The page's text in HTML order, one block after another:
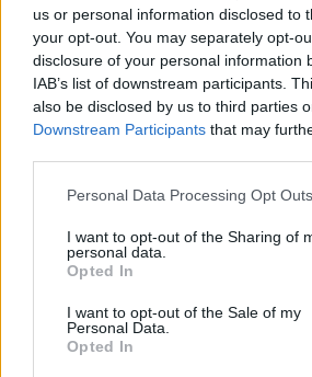
us or personal information disclosed to
your opt-out. You may separately opt-
disclosure of your personal information
IAB’s list of downstream participants.
also be disclosed by us to third parties
Downstream Participants that may
Please note that this website/app uses
not limited to your visit or usage
grant or deny consent to Google and its
use your data for below specified
consent section.
Personal Data Processing Opt Outs
I want to opt-out of the Sharing of
personal data.
Opted In
I want to opt-out of the Sale of my
Personal Data.
Opted In
Allyson Felix, la sprinteuse la
olympique